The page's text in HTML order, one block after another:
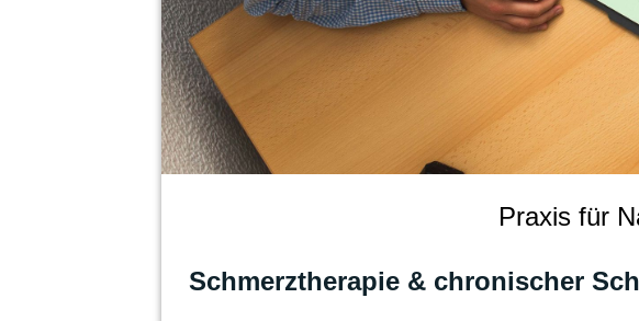
Praxis für
Schmerztherapie & chronischer